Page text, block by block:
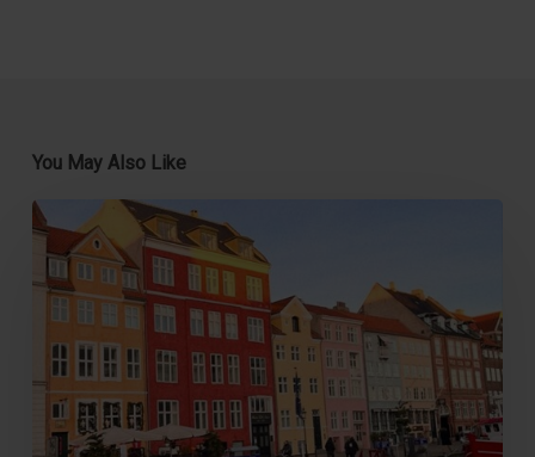
You May Also Like
Florine
studeerde
een
half
jaar
Zweden